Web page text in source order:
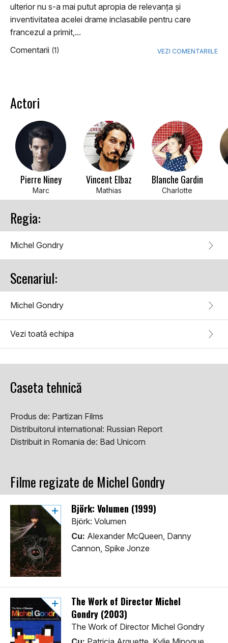
ulterior nu s-a mai putut apropia de relevanţa şi
inventivitatea acelei drame inclasabile pentru care
francezul a primit,...
Comentarii (1) VEZI COMENTARIILE
Actori
Pierre Niney
Marc
Vincent Elbaz
Mathias
Blanche Gardin
Charlotte
Regia:
Michel Gondry
Scenariul:
Michel Gondry
Vezi toată echipa
Caseta tehnică
Produs de: Partizan Films
Distribuitorul international: Russian Report
Distribuit in Romania de: Bad Unicorn
Filme regizate de Michel Gondry
Björk: Volumen (1999)
Björk: Volumen
Cu: Alexander McQueen, Danny
Cannon, Spike Jonze
The Work of Director Michel
Gondry (2003)
The Work of Director Michel Gondry